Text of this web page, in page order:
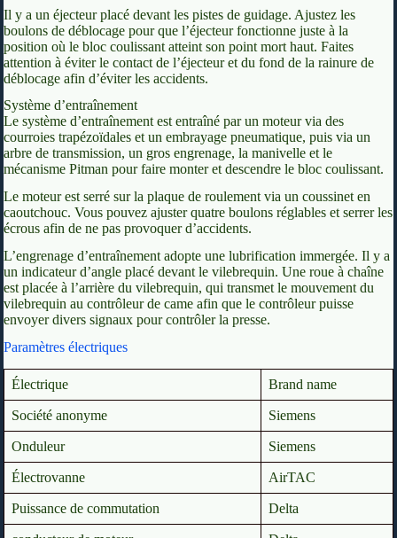
Il y a un éjecteur placé devant les pistes de guidage. Ajustez les
boulons de déblocage pour que l’éjecteur fonctionne juste à la
position où le bloc coulissant atteint son point mort haut. Faites
attention à éviter le contact de l’éjecteur et du fond de la rainure de
déblocage afin d’éviter les accidents.
Système d’entraînement
Le système d’entraînement est entraîné par un moteur via des
courroies trapézoïdales et un embrayage pneumatique, puis via un
arbre de transmission, un gros engrenage, la manivelle et le
mécanisme Pitman pour faire monter et descendre le bloc coulissant.
Le moteur est serré sur la plaque de roulement via un coussinet en
caoutchouc. Vous pouvez ajuster quatre boulons réglables et serrer les
écrous afin de ne pas provoquer d’accidents.
L’engrenage d’entraînement adopte une lubrification immergée. Il y a
un indicateur d’angle placé devant le vilebrequin. Une roue à chaîne
est placée à l’arrière du vilebrequin, qui transmet le mouvement du
vilebrequin au contrôleur de came afin que le contrôleur puisse
envoyer divers signaux pour contrôler la presse.
Paramètres électriques
Électrique Brand name
Société anonyme Siemens
Onduleur Siemens
Électrovanne AirTAC
Puissance de commutation Delta